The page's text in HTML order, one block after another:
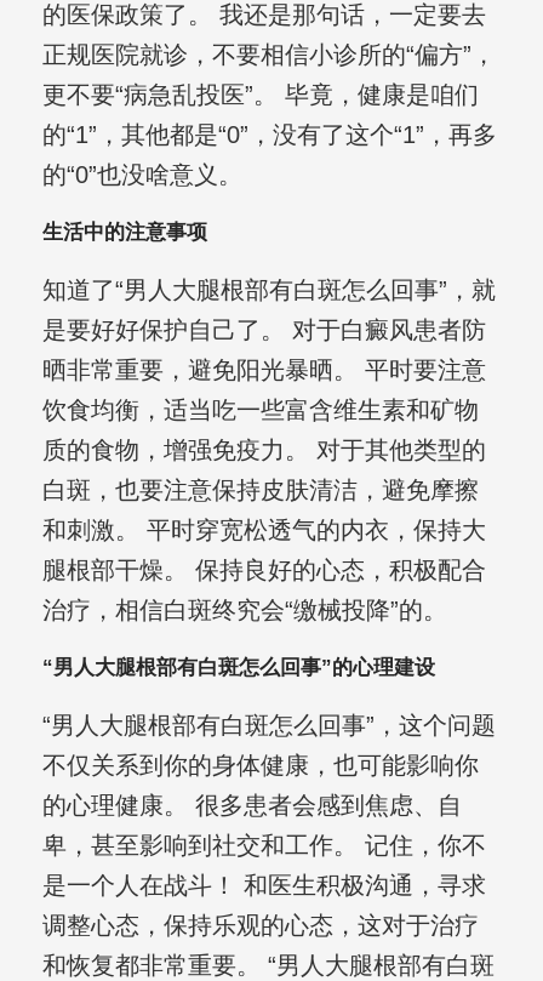
的医保政策了。 我还是那句话，一定要去
正规医院就诊，不要相信小诊所的“偏方”，
更不要“病急乱投医”。 毕竟，健康是咱们
的“1”，其他都是“0”，没有了这个“1”，再多
的“0”也没啥意义。
生活中的注意事项
知道了“男人大腿根部有白斑怎么回事”，就
是要好好保护自己了。 对于白癜风患者防
晒非常重要，避免阳光暴晒。 平时要注意
饮食均衡，适当吃一些富含维生素和矿物
质的食物，增强免疫力。 对于其他类型的
白斑，也要注意保持皮肤清洁，避免摩擦
和刺激。 平时穿宽松透气的内衣，保持大
腿根部干燥。 保持良好的心态，积极配合
治疗，相信白斑终究会“缴械投降”的。
“男人大腿根部有白斑怎么回事”的心理建设
“男人大腿根部有白斑怎么回事”，这个问题
不仅关系到你的身体健康，也可能影响你
的心理健康。 很多患者会感到焦虑、自
卑，甚至影响到社交和工作。 记住，你不
是一个人在战斗！ 和医生积极沟通，寻求
调整心态，保持乐观的心态，这对于治疗
和恢复都非常重要。 “男人大腿根部有白斑